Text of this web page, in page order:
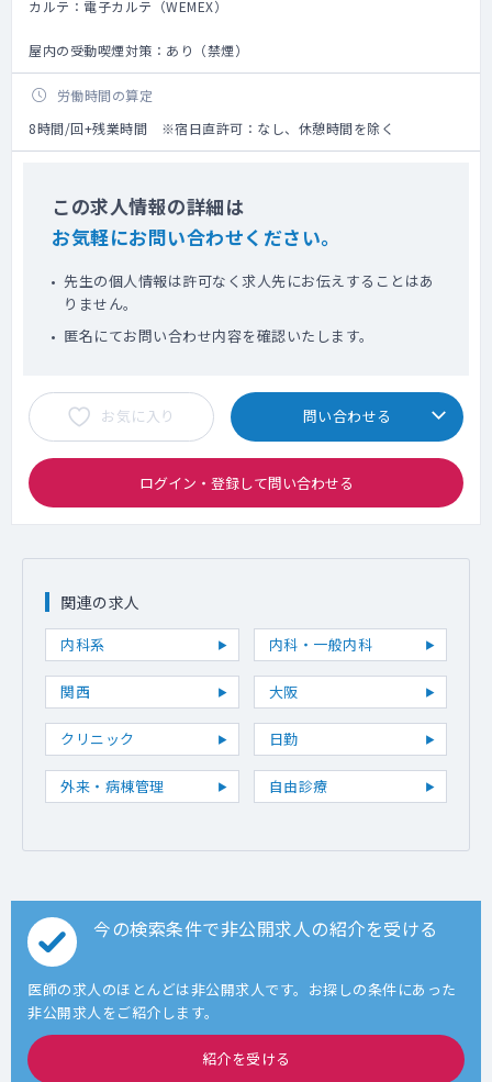
カルテ：電子カルテ（WEMEX）
屋内の受動喫煙対策：あり（禁煙）
労働時間の算定
8時間/回+残業時間 ※宿日直許可：なし、休憩時間を除く
この求人情報の詳細は
お気軽にお問い合わせください。
先生の個人情報は許可なく求人先にお伝えすることはあ
りません。
匿名にてお問い合わせ内容を確認いたします。
お気に入り 問い合わせる
ログイン・登録して問い合わせる
関連の求人
内科系 内科・一般内科
関西 大阪
クリニック 日勤
外来・病棟管理 自由診療
今の検索条件で非公開求人の紹介を受ける
医師の求人のほとんどは非公開求人です。お探しの条件にあった
非公開求人をご紹介します。
紹介を受ける